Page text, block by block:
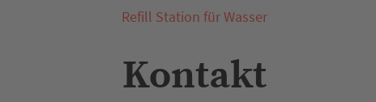
Refill Station für Wasser
Kontakt